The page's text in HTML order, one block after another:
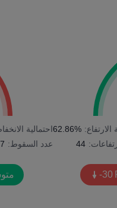
الارتفاع: 62.86%
44
-30
احتمالية
عدد السقوط: 7